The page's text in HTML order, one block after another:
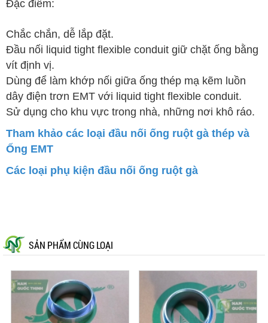
Đặc điểm:
Chắc chắn, dễ lắp đặt.
Đầu nối liquid tight flexible conduit giữ chặt ống bằng
vít định vị.
Dùng để làm khớp nối giữa ống thép mạ kẽm luồn
dây điện trơn EMT với liquid tight flexible conduit.
Sử dụng cho khu vực trong nhà, những nơi khô ráo.
Tham khảo các loại đầu nối ống ruột gà thép và
Ống EMT
Các loại phụ kiện đầu nối ống ruột gà
SẢN PHẨM CÙNG LOẠI